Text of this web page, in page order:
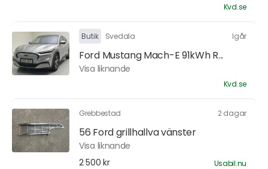
Kvd.se
Butik Svedala Igår
Ford Mustang Mach-E 91kWh R...
Visa liknande
Kvd.se
Grebbestad 2 dagar
56 Ford grillhallva vänster
Visa liknande
2 500 kr
Usabil.nu